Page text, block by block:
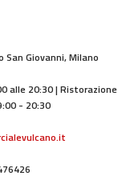
alle 20:30 | Ristorazione